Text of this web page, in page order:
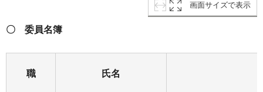
画面サイズで表示
〇 委員名簿
職 氏名